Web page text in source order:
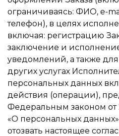
ограничиваясь: ФИО, e-
телефон), в целях
включая: регистрацию
заключение и
уведомлений, а также
других услугах
персональных данных
действия (операции),
Федеральным законом от
«О персональных
отозвать настоящее